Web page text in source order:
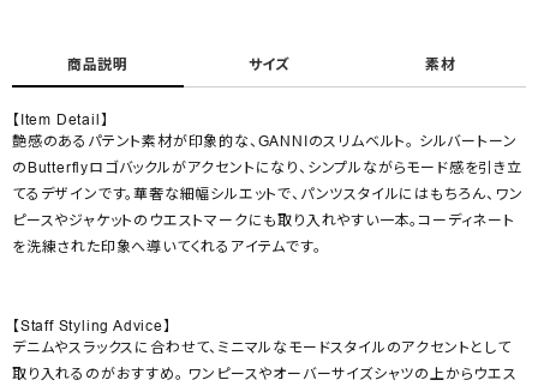
商品説明 サイズ 素材
【Item Detail】
艶感のあるパテント素材が印象的な、GANNIのスリムベルト。 シルバートーン
のButterflyロゴバックルがアクセントになり、シンプルながらモード感を引き立
てるデザインです。華奢な細幅シルエットで、パンツスタイルにはもちろん、ワン
ピースやジャケットのウエストマークにも取り入れやすい一本。コーディネート
を洗練された印象へ導いてくれるアイテムです。
【Staff Styling Advice】
デニムやスラックスに合わせて、ミニマルなモードスタイルのアクセントとして
取り入れるのがおすすめ。 ワンピースやオーバーサイズシャツの上からウエス